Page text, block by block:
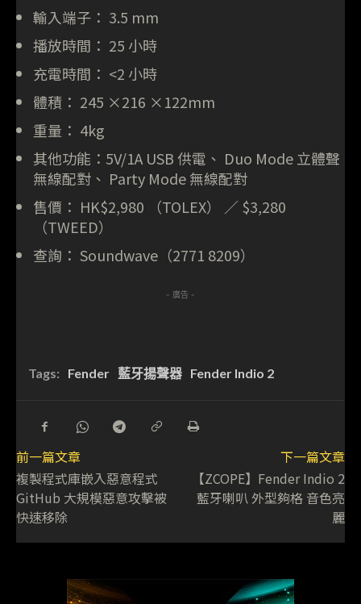
輸入端子： 3.5 mm
播放時間： 25 小時
充電時間： <2 小時
體積： 245 ×216 ×122mm
重量： 4kg
其他功能：5V/1A USB 供電、 Duo Mode 立體聲
無線配對、 Party Mode 無線配對
售價： HK$2,980 （TOLEX） ／ $3,280
（TWEED）
查詢： Soundwave（2771 8209）
- 廣告 -
Tags: Fender 藍牙揚聲器 Fender Indio 2
前一篇文章
複製程式庫嵌入惡意程式
GitHub 大規模惡意攻擊被
快速移除
下一篇文章
【ZCOPE】Fender Indio 2
藍牙喇叭 外型夠格 音色亮
麗